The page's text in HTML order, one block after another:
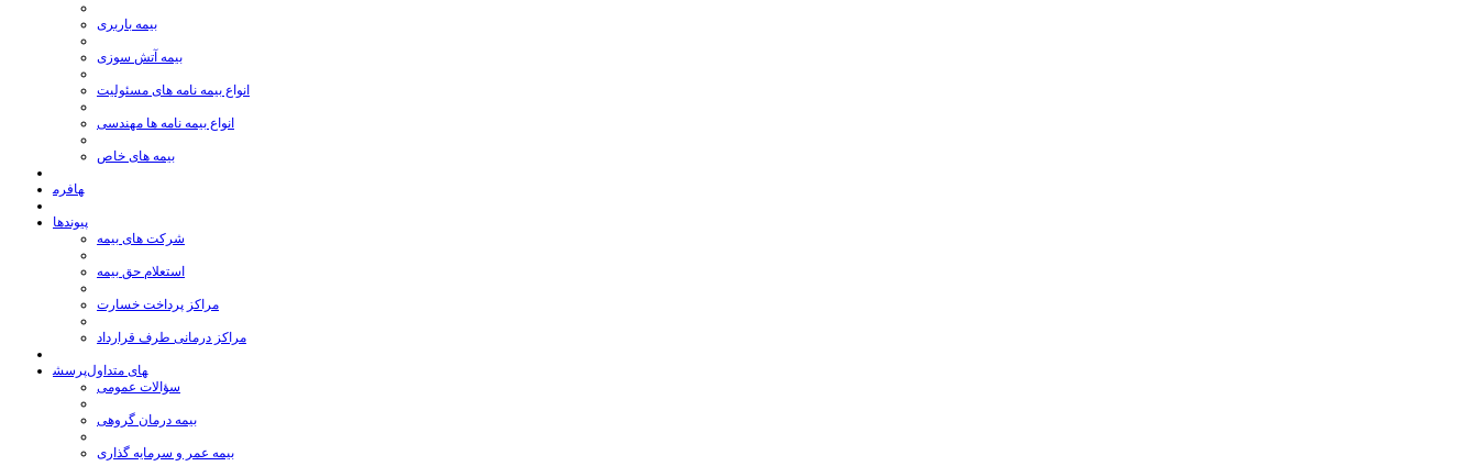
بیمه باربری
بیمه آتش سوزی
انواع بیمه نامه های مسئولیت
انواع بیمه نامه ها مهندسی
بیمه های خاص
فرم‎ها
پیوندها
شركت های بیمه
استعلام حق بیمه
مراكز پرداخت خسارت
مراكز درمانی طرف قرارداد
پرسش‎های متداول
سؤالات عمومی
بيمه درمان گروهی
بیمه عمر و سرمايه گذاری